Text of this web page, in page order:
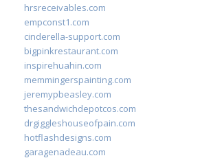
hrsreceivables.com
empconst1.com
cinderella-support.com
bigpinkrestaurant.com
inspirehuahin.com
memmingerspainting.com
jeremypbeasley.com
thesandwichdepotcos.com
drgiggleshouseofpain.com
hotflashdesigns.com
garagenadeau.com